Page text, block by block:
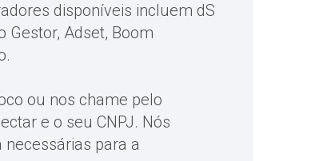
disponíveis incluem dS
Gestor, Adset, Boom
ou nos chame pelo
e o seu CNPJ. Nós
para a